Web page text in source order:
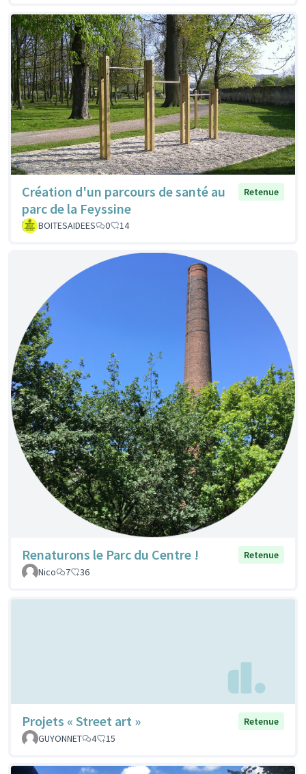
Création d'un parcours de santé au
parc de la Feyssine
Retenue
BOITESAIDEES 0 14
Renaturons le Parc du Centre !
Retenue
Nico
7 36
Projets « Street art »
Retenue
GUYONNET
4 15